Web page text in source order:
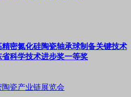
密氮化硅陶瓷轴承球制备关键技术
科学技术进步奖一等奖